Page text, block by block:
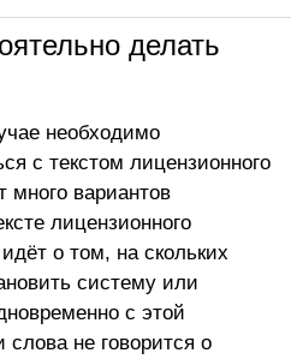
делать
необходимо
с текстом лицензионного
много вариантов
лицензионного
о том, на скольких
систему или
с этой
не говорится о